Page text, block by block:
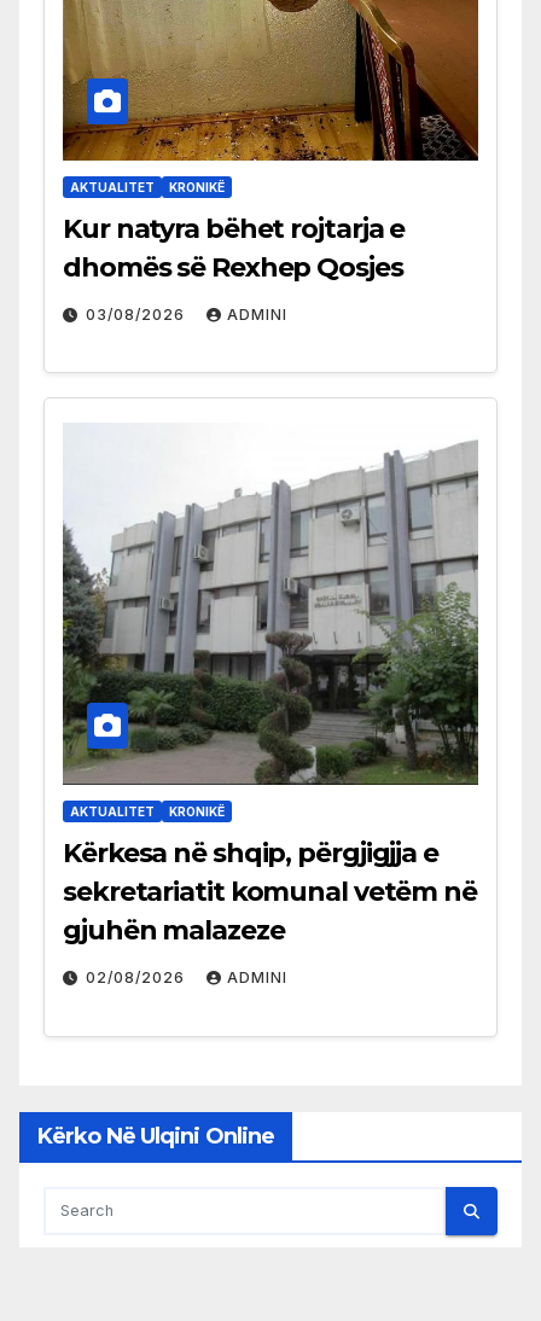
AKTUALITET KRONIKË
Kur natyra bëhet rojtarja e
dhomës së Rexhep Qosjes
03/08/2026 ADMINI
AKTUALITET KRONIKË
Kërkesa në shqip, përgjigjja e
sekretariatit komunal vetëm në
gjuhën malazeze
02/08/2026 ADMINI
Kërko Në Ulqini Online